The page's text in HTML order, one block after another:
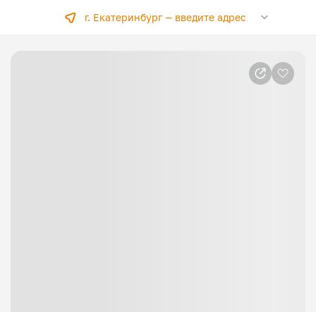
г. Екатеринбург —введите адрес